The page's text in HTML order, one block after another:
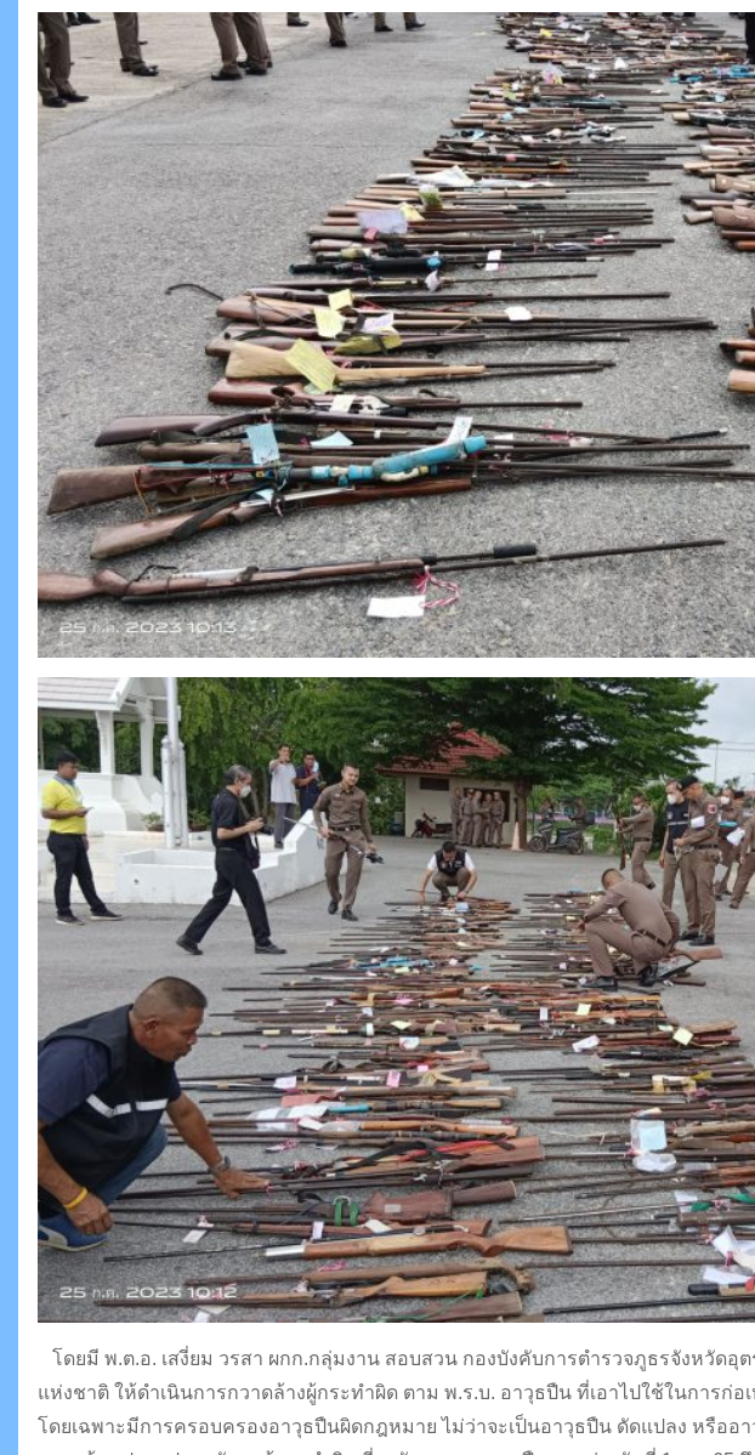
โดยมี พ.ต.อ. เสงี่ยม วรสา ผกก.กลุ่มงาน สอบสวน กองบังคับการตำรวจภูธรจังหวัดอุ
แห่งชาติ ให้ดำเนินการกวาดล้างผู้กระทำผิด ตาม พ.ร.บ. อาวุธปืน ที่เอาไปใช้ในการก่
โดยเฉพาะมีการครอบครองอาวุธปืนผิดกฎหมาย ไม่ว่าจะเป็นอาวุธปืน ดัดแปลง หรืออ